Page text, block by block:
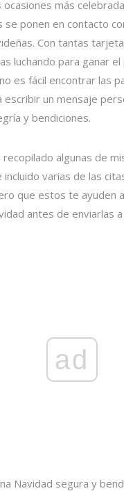
ocasiones más
se ponen en contacto
Con tantas
luchando para ganar
es fácil encontrar las
escribir un mensaje
y bendiciones.
algunas de
varias de las
que estos te ayuden
antes de enviarlas a
ad
Navidad segura y